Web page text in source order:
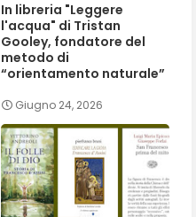
In libreria "Leggere
l'acqua" di Tristan
Gooley, fondatore del
metodo di
“orientamento naturale”
Giugno 24, 2026